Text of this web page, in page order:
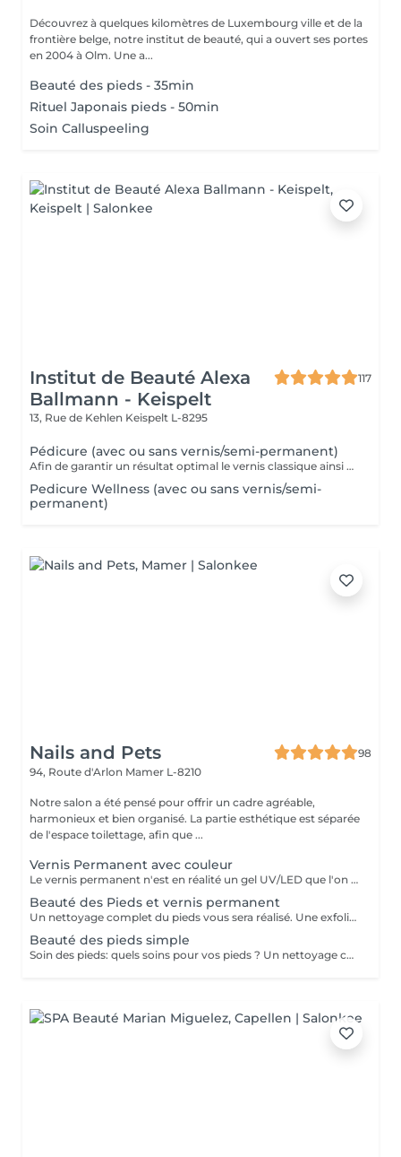
Découvrez à quelques kilomètres de Luxembourg ville et de la
frontière belge, notre institut de beauté, qui a ouvert ses portes
en 2004 à Olm. Une a...
Beauté des pieds - 35min
Rituel Japonais pieds - 50min
Soin Calluspeeling
Institut de Beauté Alexa
Ballmann - Keispelt
117
13, Rue de Kehlen Keispelt L-8295
Pédicure (avec ou sans vernis/semi-permanent)
Afin de garantir un résultat optimal le vernis classique ainsi que le vernis semi-permanent sont proposés exclusivement en complément d'une pédicure et ne peuvent pas être réservés seuls.
Pedicure Wellness (avec ou sans vernis/semi-
permanent)
Nails and Pets
98
94, Route d'Arlon Mamer L-8210
Notre salon a été pensé pour offrir un cadre agréable,
harmonieux et bien organisé. La partie esthétique est séparée
de l'espace toilettage, afin que ...
Vernis Permanent avec couleur
Le vernis permanent n'est en réalité un gel UV/LED que l'on a conditionné dans un flacon afin de faciliter son application. Le vernis permanent est une matière très fine et a effet d'environ de 2 à 3 semaines. Il est associé avec d' une base et d' une finition et s' applique avec un petit pinceau. En effet, le pinceau est déjà intégré et il n'y a plus qu'à l'appliquer sur les ongles de la cliente.
Beauté des Pieds et vernis permanent
Un nettoyage complet du pieds vous sera réalisé. Une exfoliation de la voute plantaire, puis un traitement adaptés vous sera effectué avec une crème hydratante pour finaliser votre soin. Un vernis permanent vous sera posé avec la couleur de votre choix.
Beauté des pieds simple
Soin des pieds: quels soins pour vos pieds ? Un nettoyage complet du pieds vous sera réalisé. Une exfoliation de la voute plantaire, puis un traitement adaptés vous sera effectué avec une crème hydratante pour finaliser votre soin. Le soin durera 40 minute environ (tout dépend du travail à réaliser)